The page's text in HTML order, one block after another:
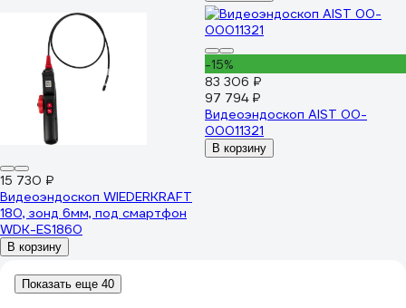
15 730 ₽
Видеоэндоскоп WIEDERKRAFT
180, зонд 6мм, под смартфон
WDK-ES1860
В корзину
-15%
83 306 ₽
97 794 ₽
Видеоэндоскоп AIST 00-
00011321
В корзину
Показать еще 40